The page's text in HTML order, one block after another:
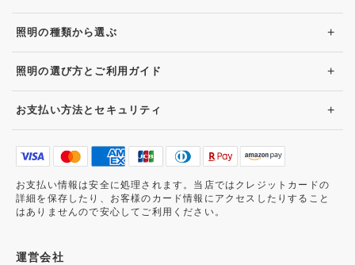
照明の種類から選ぶ +
照明の選び方とご利用ガイド +
お支払い方法とセキュリティ +
お支払い情報は安全に処理されます。当店ではクレジットカードの
詳細を保存したり、お客様のカード情報にアクセスしたりすること
はありませんので安心してご利用ください。
運営会社